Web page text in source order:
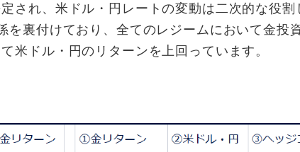
され、米ドル・円レートの変動は二次的な役割
裏付けており、全てのレジームにおいて金投
米ドル・円のリターンを上回っています。